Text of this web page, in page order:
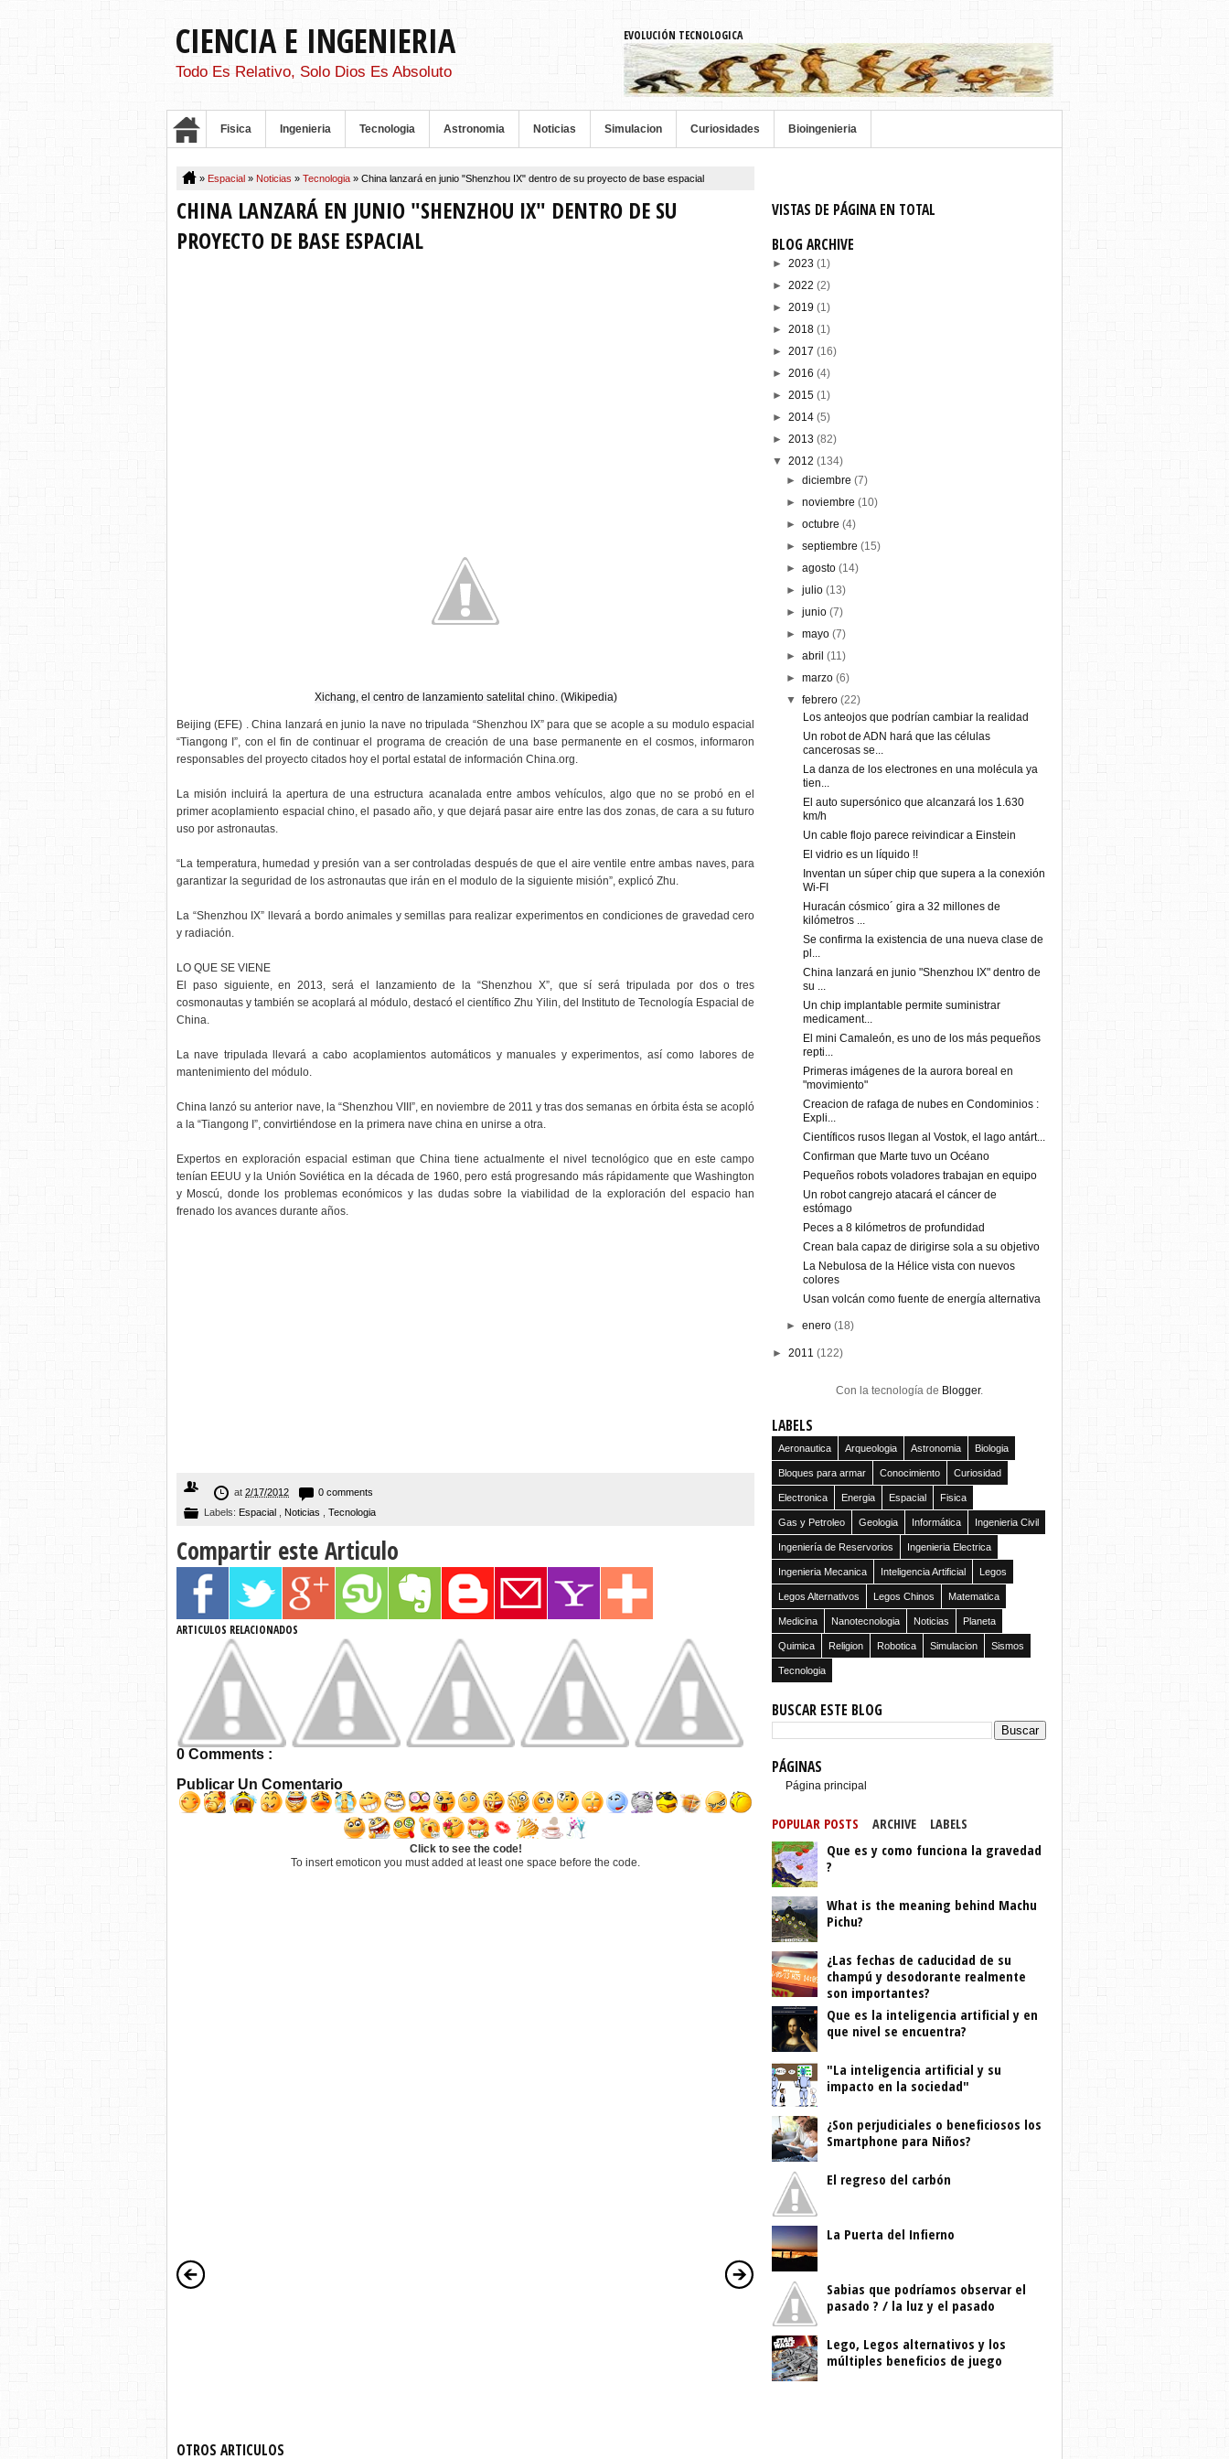
CIENCIA E INGENIERIA
Todo Es Relativo, Solo Dios Es Absoluto
EVOLUCIÓN TECNOLOGICA
Fisica Ingenieria Tecnologia Astronomia Noticias Simulacion Curiosidades Bioingenieria
» Espacial » Noticias » Tecnologia » China lanzará en junio "Shenzhou IX" dentro de su proyecto de base espacial
CHINA LANZARÁ EN JUNIO "SHENZHOU IX" DENTRO DE SU
PROYECTO DE BASE ESPACIAL
Xichang, el centro de lanzamiento satelital chino. (Wikipedia)
Beijing (EFE) . China lanzará en junio la nave no tripulada “Shenzhou IX” para que se acople a su modulo espacial
“Tiangong I”, con el fin de continuar el programa de creación de una base permanente en el cosmos, informaron
responsables del proyecto citados hoy el portal estatal de información China.org.
La misión incluirá la apertura de una estructura acanalada entre ambos vehículos, algo que no se probó en el
primer acoplamiento espacial chino, el pasado año, y que dejará pasar aire entre las dos zonas, de cara a su futuro
uso por astronautas.
“La temperatura, humedad y presión van a ser controladas después de que el aire ventile entre ambas naves, para
garantizar la seguridad de los astronautas que irán en el modulo de la siguiente misión”, explicó Zhu.
La “Shenzhou IX” llevará a bordo animales y semillas para realizar experimentos en condiciones de gravedad cero
y radiación.
LO QUE SE VIENE
El paso siguiente, en 2013, será el lanzamiento de la “Shenzhou X”, que sí será tripulada por dos o tres
cosmonautas y también se acoplará al módulo, destacó el científico Zhu Yilin, del Instituto de Tecnología Espacial de
China.
La nave tripulada llevará a cabo acoplamientos automáticos y manuales y experimentos, así como labores de
mantenimiento del módulo.
China lanzó su anterior nave, la “Shenzhou VIII”, en noviembre de 2011 y tras dos semanas en órbita ésta se acopló
a la “Tiangong I”, convirtiéndose en la primera nave china en unirse a otra.
Expertos en exploración espacial estiman que China tiene actualmente el nivel tecnológico que en este campo
tenían EEUU y la Unión Soviética en la década de 1960, pero está progresando más rápidamente que Washington
y Moscú, donde los problemas económicos y las dudas sobre la viabilidad de la exploración del espacio han
frenado los avances durante años.
at 2/17/2012
0 comments
Labels: Espacial Noticias Tecnologia
Compartir este Articulo
ARTICULOS RELACIONADOS
0 Comments :
Publicar Un Comentario
Click to see the code!
To insert emoticon you must added at least one space before the code.
VISTAS DE PÁGINA EN TOTAL
BLOG ARCHIVE
►2023(1)
►2022(2)
►2019(1)
►2018(1)
►2017(16)
►2016(4)
►2015(1)
►2014(5)
►2013(82)
▼2012(134)
► diciembre (7)
► noviembre (10)
► octubre (4)
► septiembre (15)
► agosto (14)
► julio (13)
► junio (7)
► mayo (7)
► abril (11)
► marzo (6)
▼ febrero (22)
Los anteojos que podrían cambiar la realidad
Un robot de ADN hará que las células
cancerosas se...
La danza de los electrones en una molécula ya
tien...
El auto supersónico que alcanzará los 1.630
km/h
Un cable flojo parece reivindicar a Einstein
El vidrio es un líquido !!
Inventan un súper chip que supera a la conexión
Wi-FI
Huracán cósmico´ gira a 32 millones de
kilómetros ...
Se confirma la existencia de una nueva clase de
pl...
China lanzará en junio "Shenzhou IX" dentro de
su ...
Un chip implantable permite suministrar
medicament...
El mini Camaleón, es uno de los más pequeños
repti...
Primeras imágenes de la aurora boreal en
"movimiento"
Creacion de rafaga de nubes en Condominios :
Expli...
Científicos rusos llegan al Vostok, el lago antárt...
Confirman que Marte tuvo un Océano
Pequeños robots voladores trabajan en equipo
Un robot cangrejo atacará el cáncer de
estómago
Peces a 8 kilómetros de profundidad
Crean bala capaz de dirigirse sola a su objetivo
La Nebulosa de la Hélice vista con nuevos
colores
Usan volcán como fuente de energía alternativa
► enero (18)
►2011(122)
Con la tecnología de Blogger.
LABELS
Aeronautica Arqueologia Astronomia Biologia
Bloques para armar Conocimiento Curiosidad
Electronica Energia Espacial Fisica
Gas y Petroleo Geologia Informática Ingenieria Civil
Ingeniería de Reservorios Ingenieria Electrica
Ingenieria Mecanica Inteligencia Artificial Legos
Legos Alternativos Legos Chinos Matematica
Medicina Nanotecnologia Noticias Planeta
Quimica Religion Robotica Simulacion Sismos
Tecnologia
BUSCAR ESTE BLOG
PÁGINAS
Página principal
POPULAR POSTS ARCHIVE LABELS
Que es y como funciona la gravedad
?
What is the meaning behind Machu
Pichu?
¿Las fechas de caducidad de su
champú y desodorante realmente
son importantes?
Que es la inteligencia artificial y en
que nivel se encuentra?
"La inteligencia artificial y su
impacto en la sociedad"
¿Son perjudiciales o beneficiosos los
Smartphone para Niños?
El regreso del carbón
La Puerta del Infierno
Sabias que podríamos observar el
pasado ? / la luz y el pasado
Lego, Legos alternativos y los
múltiples beneficios de juego
OTROS ARTICULOS